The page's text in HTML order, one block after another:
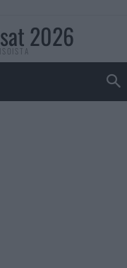
2026